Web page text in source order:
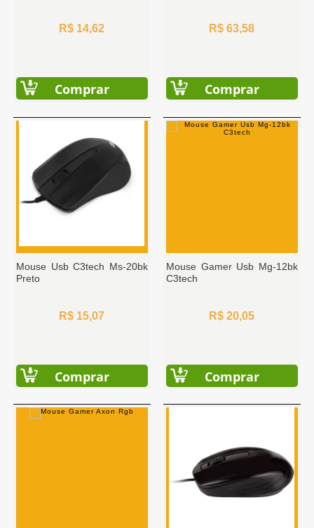
R$ 14,62
Comprar
R$ 63,58
Comprar
Mouse Usb C3tech Ms-20bk
Preto
R$ 15,07
Comprar
Mouse Gamer Usb Mg-12bk
C3tech
R$ 20,05
Comprar